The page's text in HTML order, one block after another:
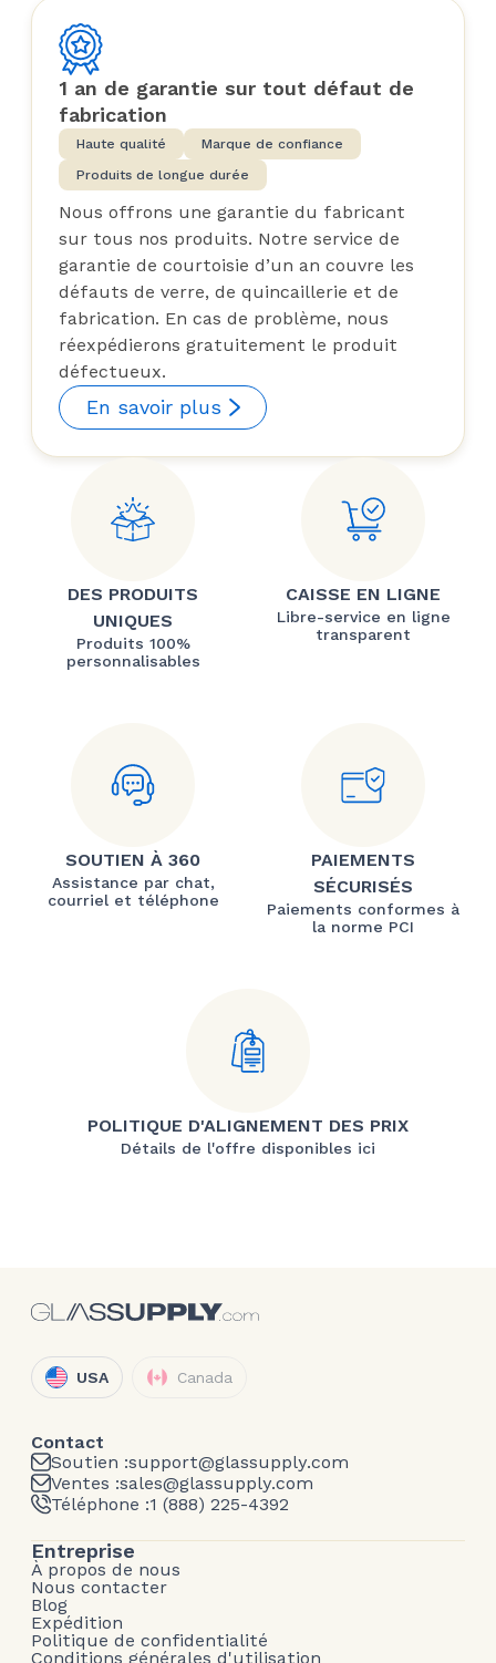
1 an de garantie sur tout défaut de
fabrication
Haute qualité
Marque de confiance
Produits de longue durée
Nous offrons une garantie du fabricant
sur tous nos produits. Notre service de
garantie de courtoisie d’un an couvre les
défauts de verre, de quincaillerie et de
fabrication. En cas de problème, nous
réexpédierons gratuitement le produit
défectueux.
En savoir plus
DES PRODUITS
UNIQUES
Produits 100%
personnalisables
CAISSE EN LIGNE
Libre-service en ligne
transparent
SOUTIEN À 360
Assistance par chat,
courriel et téléphone
PAIEMENTS
SÉCURISÉS
Paiements conformes à
la norme PCI
POLITIQUE D'ALIGNEMENT DES PRIX
Détails de l'offre disponibles ici
USA Canada
Contact
Soutien :support@glassupply.com
Ventes :sales@glassupply.com
Téléphone :1 (888) 225-4392
Entreprise
À propos de nous
Nous contacter
Blog
Expédition
Politique de confidentialité
Conditions générales d'utilisation